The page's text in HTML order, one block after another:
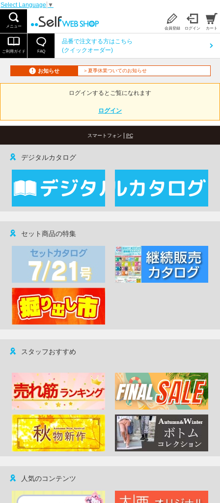
Select Language ▼
メニュー 会員登録 ログイン カート
ご利用ガイド FAQ
品番で注文する方はこちら
(クイックオーダー)
お知らせ ＞夏季休業ついてのお知らせ
ログインするとご覧になれます
ログイン
スマートフォン | PC
デジタルカタログ
セット商品の特集
スタッフおすすめ
人気のコンテンツ